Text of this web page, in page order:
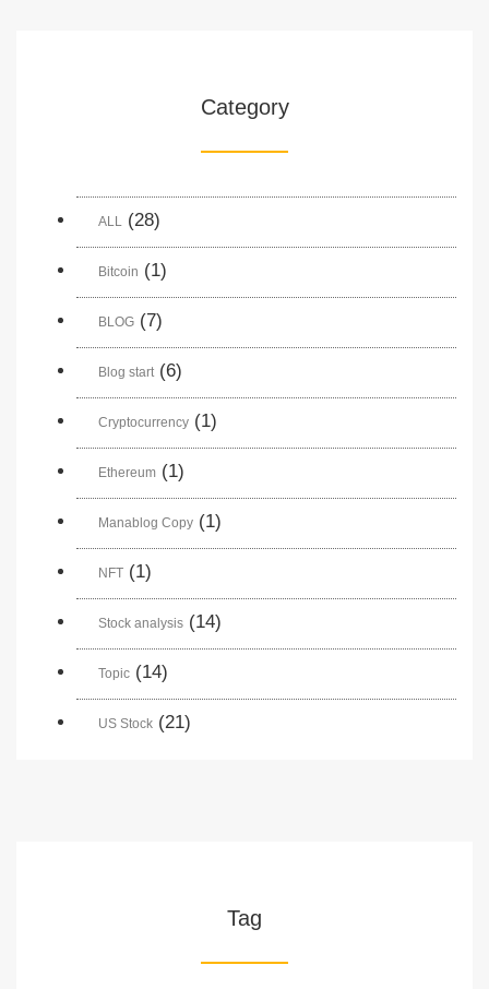
Category
ALL (28)
Bitcoin (1)
BLOG (7)
Blog start(6)
Cryptocurrency (1)
Ethereum (1)
Manablog Copy (1)
NFT (1)
Stock analysis (14)
Topic (14)
US Stock (21)
Tag